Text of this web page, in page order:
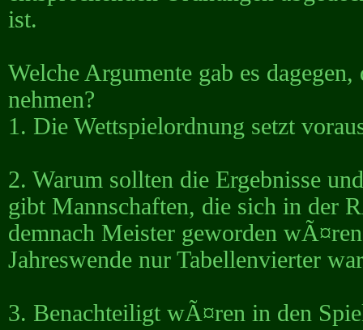
ist.
Welche Argumente gab es
nehmen?
1. Die Wettspielordnung setzt
2. Warum sollten die Ergebnisse
gibt Mannschaften, die sich in der
demnach Meister geworden
Jahreswende nur Tabellenvierter
3. Benachteiligt wÃ¤ren in den